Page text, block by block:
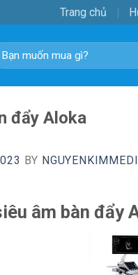
Trang chủ
đẩy Aloka
BY
âm bàn đẩy